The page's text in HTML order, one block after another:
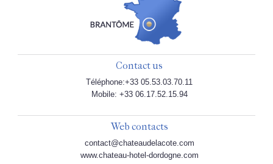
Contact us
Téléphone:+33 05.53.03.70.11
Mobile: +33 06.17.52.15.94
Web contacts
contact@chateaudelacote.com
www.chateau-hotel-dordogne.com